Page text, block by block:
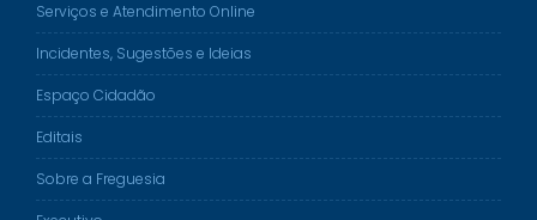
Serviços e Atendimento Online
Incidentes, Sugestões e Ideias
Espaço Cidadão
Editais
Sobre a Freguesia